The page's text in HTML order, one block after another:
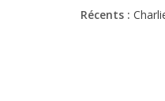
Récents :